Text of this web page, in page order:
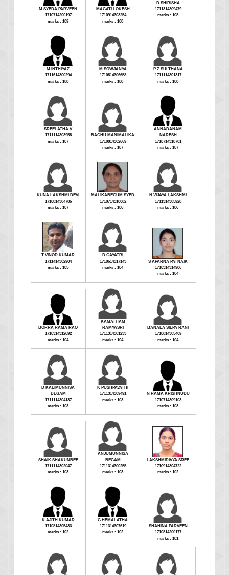
M SYEDA PARVEEN
1710714200197
marks : 109
MAGATI LOKESH
1710914303254
marks : 108
D SHIRISHA
1711314309479
marks : 108
M INTHIYAZ
1711614300294
marks : 108
M SOWJANYA
1710814306658
marks : 108
P Z SULTHANA
1711114301317
marks : 108
SREELATHA V
1711114303958
marks : 107
BACHU MANIMALIKA
1710814302669
marks : 107
ANNADANAM
NARESH
1710714318701
marks : 107
KUNA LAKSHMI DEVI
1710814304786
marks : 107
MALIKABEGUM SYED
1710714310082
marks : 106
N VIJAYA LAKSHMI
1711314305928
marks : 106
T VINOD KUMAR
1711414302904
marks : 105
D GAYATRI
1710614317143
marks : 104
S APARNA PATNAIK
1710314314986
marks : 104
BORRA RAMA RAO
1710314312692
marks : 104
KAMATHAM
RAMYASRI
1711314301233
marks : 104
BANALA SILPA RANI
1710814305409
marks : 104
D KALIMUNNISA
BEGAM
1711114304137
marks : 103
K PUSHPAVATHI
1711314309491
marks : 103
N RAMA KRISHNUDU
1710714309103
marks : 103
SHAIK SHAKUNBEE
1711114302047
marks : 103
ANJUMUNNISA
BEGAM
1711314300255
marks : 103
LAKSHMIDIVYA SREE
1710914304722
marks : 102
K AJITH KUMAR
1710814305433
marks : 102
G HEMALATHA
1711314307619
marks : 102
SHAHINA PARVEEN
1710814200177
marks : 101